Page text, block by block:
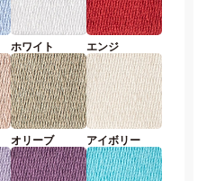
ホワイト エンジ
オリーブ アイボリー